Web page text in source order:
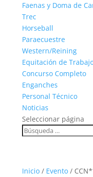
Faenas y Doma de
Trec
Horseball
Paraecuestre
Western/Reining
Equitación de
Concurso Completo
Enganches
Personal Técnico
Noticias
Seleccionar página
Inicio/ Evento/